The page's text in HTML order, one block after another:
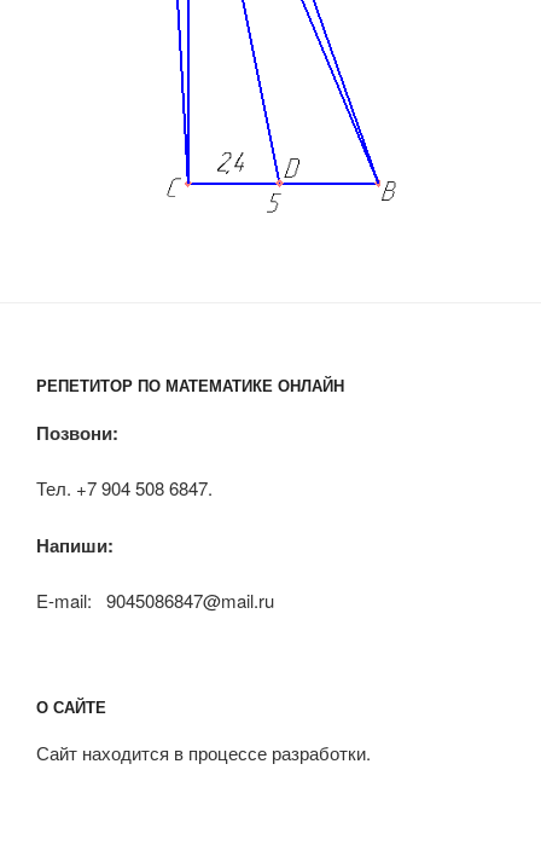
РЕПЕТИТОР ПО МАТЕМАТИКЕ ОНЛАЙН
Позвони:
Тел. +7 904 508 6847.
Напиши:
E-mail: 9045086847@mail.ru
О САЙТЕ
Сайт находится в процессе разработки.